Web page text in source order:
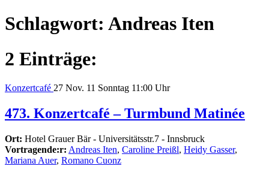
Schlagwort: Andreas Iten
2 Einträge:
Konzertcafé 27 Nov. 11 Sonntag 11:00 Uhr
473. Konzertcafé – Turmbund Matinée
Ort: Hotel Grauer Bär - Universitätsstr.7 - Innsbruck
Vortragende:r: Andreas Iten, Caroline Preißl, Heidy Gasser,
Mariana Auer, Romano Cuonz